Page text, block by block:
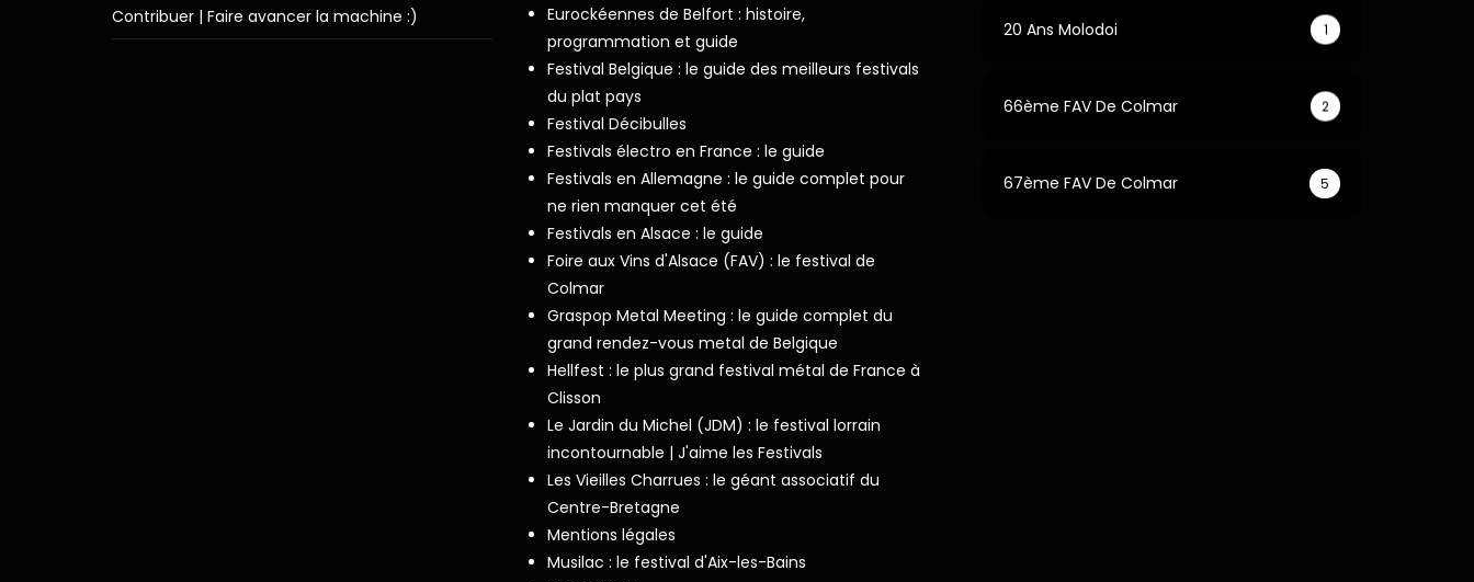
Contribuer | Faire avancer la machine :)
Eurockéennes de Belfort : histoire,
programmation et guide
Festival Belgique : le guide des meilleurs festivals
du plat pays
Festival Décibulles
Festivals électro en France : le guide
Festivals en Allemagne : le guide complet pour
ne rien manquer cet été
Festivals en Alsace : le guide
Foire aux Vins d'Alsace (FAV) : le festival de
Colmar
Graspop Metal Meeting : le guide complet du
grand rendez-vous metal de Belgique
Hellfest : le plus grand festival métal de France à
Clisson
Le Jardin du Michel (JDM) : le festival lorrain
incontournable | J'aime les Festivals
Les Vieilles Charrues : le géant associatif du
Centre-Bretagne
Mentions légales
Musilac : le festival d'Aix-les-Bains
20 Ans Molodoi 1
66ème FAV De Colmar 2
67ème FAV De Colmar 5